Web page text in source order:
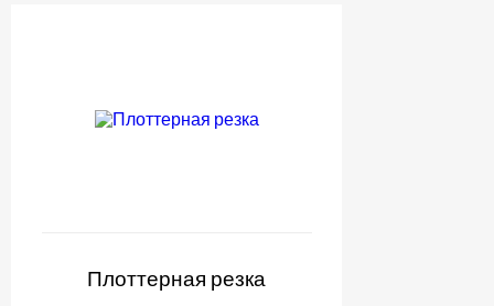
Плоттерная резка